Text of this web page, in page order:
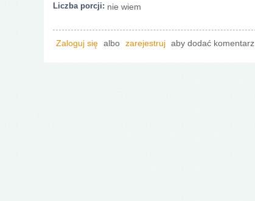
Liczba porcji: nie wiem
Zaloguj się albo zarejestruj aby dodać komentarz